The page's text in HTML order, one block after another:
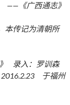
——《广西通志》
本传记为清朝所
录入：罗训森
2016.2.23 于福州